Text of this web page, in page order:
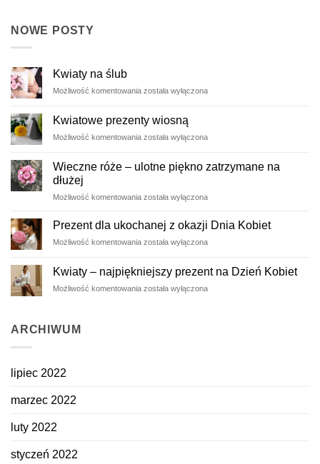
NOWE POSTY
Kwiaty na ślub
Możliwość komentowania Kwiaty
została wyłączona
Kwiatowe prezenty wiosną
Możliwość komentowania Kwiatowe
została wyłączona
Wieczne róże – ulotne piękno zatrzymane na
dłużej
Możliwość komentowania Wieczne
ulotne
piękno
na
została wyłączona
Prezent dla ukochanej z okazji Dnia Kobiet
Możliwość komentowania Prezent
ukochanej
z
okazji
została wyłączona
Kwiaty – najpiękniejszy prezent na Dzień Kobiet
Możliwość komentowania Kwiaty
została wyłączona
ARCHIWUM
lipiec 2022
marzec 2022
luty 2022
styczeń 2022